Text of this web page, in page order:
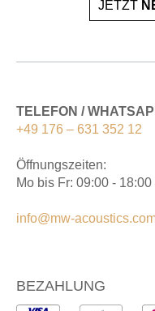
JETZT
TELEFON /
+49 176 – 631 352 12
Öffnungszeiten:
Mo bis Fr: 09:00 - 18:00
info@mw-
BEZAHLUNG